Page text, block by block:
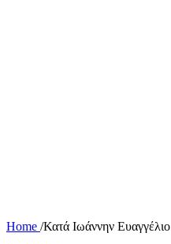
Home /Κατά Ιωάννην Ευαγγέλιο